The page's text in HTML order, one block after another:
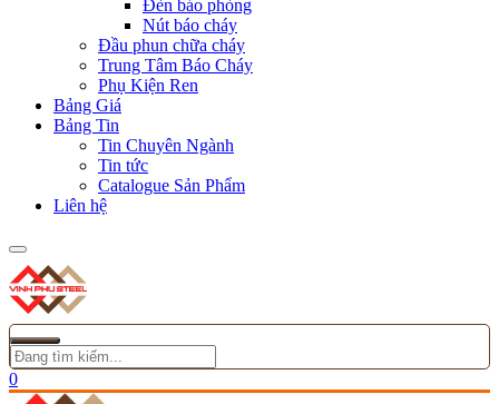
Đèn báo phòng
Nút báo cháy
Đầu phun chữa cháy
Trung Tâm Báo Cháy
Phụ Kiện Ren
Bảng Giá
Bảng Tin
Tin Chuyên Ngành
Tin tức
Catalogue Sản Phẩm
Liên hệ
0